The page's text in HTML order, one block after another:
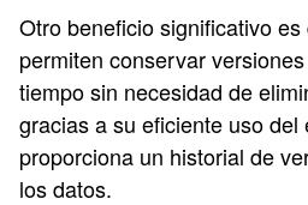
Otro beneficio significativo es
permiten conservar
tiempo sin necesidad de
gracias a su eficiente uso del
proporciona un historial de
los datos.